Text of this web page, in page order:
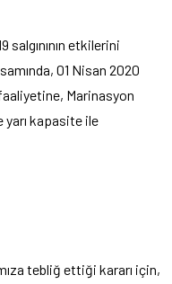
salgınının etkilerini
01 Nisan 2020
Marinasyon
kapasite ile
tebliğ ettiği kararı için,